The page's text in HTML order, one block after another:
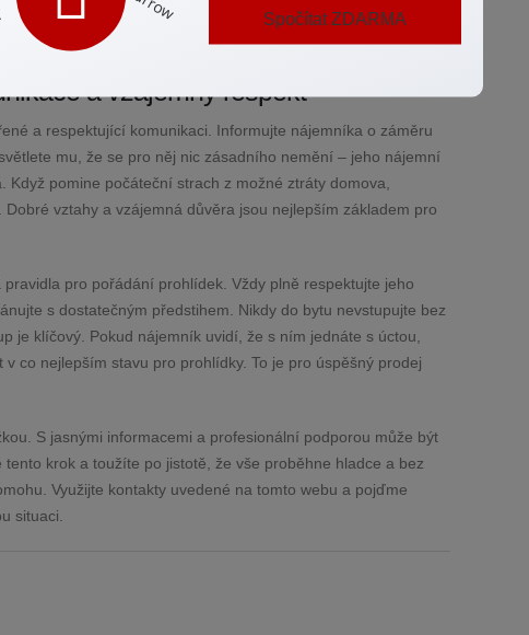
To může vést k prodeji za velmi výhodných podmínek, neboť
rizika.
a vzájemný respekt
a respektující komunikaci. Informujte nájemníka o záměru
mu, že se pro něj nic zásadního nemění – jeho nájemní
pomine počáteční strach z možné ztráty domova,
vztahy a vzájemná důvěra jsou nejlepším základem pro
pro pořádání prohlídek. Vždy plně respektujte jeho
s dostatečným předstihem. Nikdy do bytu nevstupujte bez
je klíčový. Pokud nájemník uvidí, že s ním jednáte s úctou,
co nejlepším stavu pro prohlídky. To je pro úspěšný prodej
S jasnými informacemi a profesionální podporou může být
krok a toužíte po jistotě, že vše proběhne hladce a bez
Využijte kontakty uvedené na tomto webu a pojďme
situaci.
Spočítat ZDARMA